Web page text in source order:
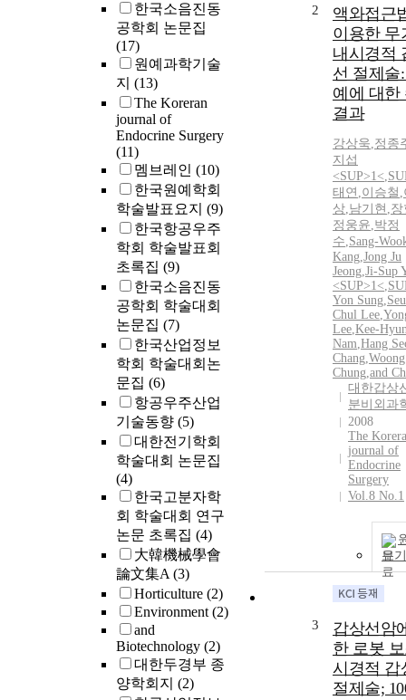
한국소음진동
공학회 논문집
(17)
원예과학기술
지 (13)
The Koreran
journal of
Endocrine Surgery
(11)
멤브레인 (10)
한국원예학회
학술발표요지 (9)
한국항공우주
학회 학술발표회
초록집 (9)
한국소음진동
공학회 학술대회
논문집 (7)
한국산업정보
학회 학술대회논
문집 (6)
항공우주산업
기술동향 (5)
대한전기학회
학술대회 논문집
(4)
한국고분자학
회 학술대회 연구
논문 초록집 (4)
大韓機械學會
論文集A(3)
Horticulture (2)
Environment(2)
and
Biotechnology (2)
대한두경부 종
양학회지 (2)
2
액와접근
이용한 무
내시경적
선 절제술:
예에 대한
결과
강상욱,정종
지섭
<SUP>1<,
태연 ,이승철 ,
상,남기현 ,
정웅윤,박정
수,Sang-
Kang,Jong Ju
Jeong,Ji-Sup
<SUP>1<,
Yon Sung,
Chul Lee,
Lee,Kee-
Nam,Hang
Chang,
Chung,and Ch
대한갑상
분비외과
2008
The
journal of
Endocrine
Surgery
Vol.8 No.1
보기
3
갑상선암
한 로봇
시경적 갑
절제술;